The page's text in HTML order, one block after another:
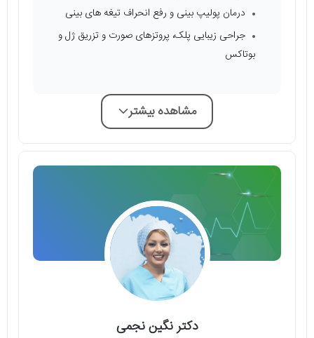
درمان پولیپ بینی و رفع انحراف تیغه‌ های بینی
جراحی زیبایی پلک، پروتزهای صورت و تزریق ژل و
بوتاکس
مشاهده بیشتر
دکتر نگین نجمی